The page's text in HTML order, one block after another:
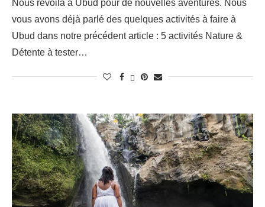
Nous revoilà à Ubud pour de nouvelles aventures. Nous
vous avons déjà parlé des quelques activités à faire à
Ubud dans notre précédent article : 5 activités Nature &
Détente à tester…